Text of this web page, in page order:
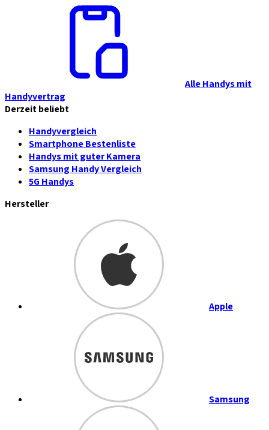
Alle Handys mit
Handyvertrag
Derzeit beliebt
Handyvergleich
Smartphone Bestenliste
Handys mit guter Kamera
Samsung Handy Vergleich
5G Handys
Hersteller
Apple
Samsung